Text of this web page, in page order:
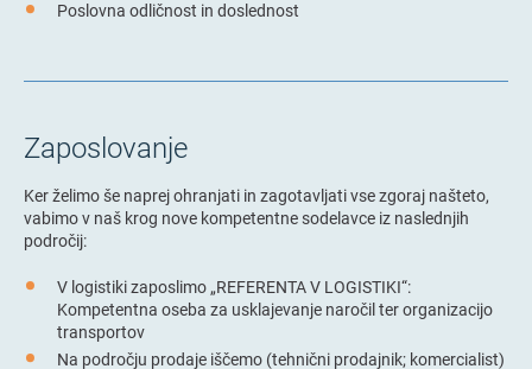
Poslovna odličnost in doslednost
Zaposlovanje
Ker želimo še naprej ohranjati in zagotavljati vse zgoraj našteto,
vabimo v naš krog nove kompetentne sodelavce iz naslednjih
področij:
V logistiki zaposlimo „REFERENTA V LOGISTIKI“:
Kompetentna oseba za usklajevanje naročil ter organizacijo
transportov
Na področju prodaje iščemo (tehnični prodajnik; komercialist)